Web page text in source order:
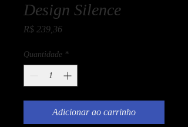
Design Silence
R$ 239,36Preço
Quantidade *
Adicionar ao carrinho